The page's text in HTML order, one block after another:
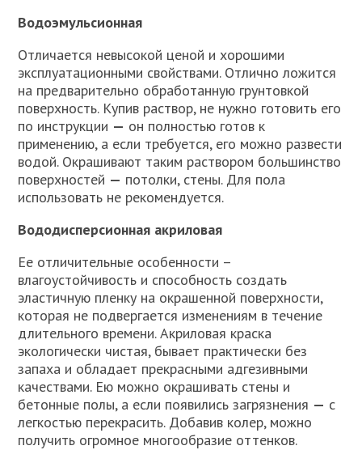
Водоэмульсионная
Отличается невысокой ценой и хорошими
эксплуатационными свойствами. Отлично ложится
на предварительно обработанную грунтовкой
поверхность. Купив раствор, не нужно готовить его
по инструкции — он полностью готов к
применению, а если требуется, его можно развести
водой. Окрашивают таким раствором большинство
поверхностей — потолки, стены. Для пола
использовать не рекомендуется.
Вододисперсионная акриловая
Ее отличительные особенности –
влагоустойчивость и способность создать
эластичную пленку на окрашенной поверхности,
которая не подвергается изменениям в течение
длительного времени. Акриловая краска
экологически чистая, бывает практически без
запаха и обладает прекрасными адгезивными
качествами. Ею можно окрашивать стены и
бетонные полы, а если появились загрязнения — с
легкостью перекрасить. Добавив колер, можно
получить огромное многообразие оттенков.